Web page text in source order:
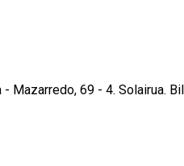
Mazarredo, 69 - 4. Solairua.